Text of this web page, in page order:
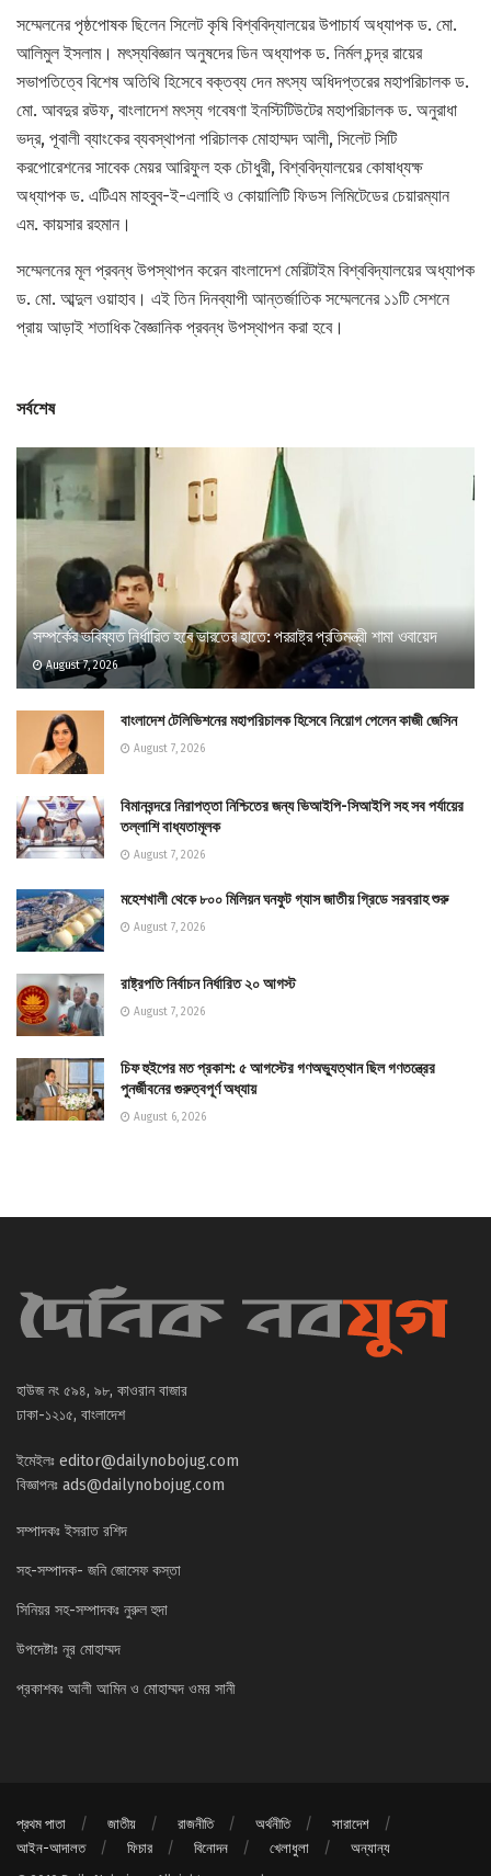
সম্মেলনের পৃষ্ঠপোষক ছিলেন সিলেট কৃষি বিশ্ববিদ্যালয়ের উপাচার্য অধ্যাপক ড. মো.
আলিমুল ইসলাম। মৎস্যবিজ্ঞান অনুষদের ডিন অধ্যাপক ড. নির্মল চন্দ্র রায়ের
সভাপতিত্বে বিশেষ অতিথি হিসেবে বক্তব্য দেন মৎস্য অধিদপ্তরের মহাপরিচালক ড.
মো. আবদুর রউফ, বাংলাদেশ মৎস্য গবেষণা ইনস্টিটিউটের মহাপরিচালক ড. অনুরাধা
ভদ্র, পূবালী ব্যাংকের ব্যবস্থাপনা পরিচালক মোহাম্মদ আলী, সিলেট সিটি
করপোরেশনের সাবেক মেয়র আরিফুল হক চৌধুরী, বিশ্ববিদ্যালয়ের কোষাধ্যক্ষ
অধ্যাপক ড. এটিএম মাহবুব-ই-এলাহি ও কোয়ালিটি ফিডস লিমিটেডের চেয়ারম্যান
এম. কায়সার রহমান।
সম্মেলনের মূল প্রবন্ধ উপস্থাপন করেন বাংলাদেশ মেরিটাইম বিশ্ববিদ্যালয়ের অধ্যাপক
ড. মো. আব্দুল ওয়াহাব। এই তিন দিনব্যাপী আন্তর্জাতিক সম্মেলনের ১১টি সেশনে
প্রায় আড়াই শতাধিক বৈজ্ঞানিক প্রবন্ধ উপস্থাপন করা হবে।
সর্বশেষ
সম্পর্কের ভবিষ্যত নির্ধারিত হবে ভারতের হাতে: পররাষ্ট্র প্রতিমন্ত্রী শামা ওবায়েদ
August 7, 2026
বাংলাদেশ টেলিভিশনের মহাপরিচালক হিসেবে নিয়োগ পেলেন কাজী জেসিন
August 7, 2026
বিমানবন্দরে নিরাপত্তা নিশ্চিতের জন্য ভিআইপি-সিআইপি সহ সব পর্যায়ের
তল্লাশি বাধ্যতামূলক
August 7, 2026
মহেশখালী থেকে ৮০০ মিলিয়ন ঘনফুট গ্যাস জাতীয় গ্রিডে সরবরাহ শুরু
August 7, 2026
রাষ্ট্রপতি নির্বাচন নির্ধারিত ২০ আগস্ট
August 7, 2026
চিফ হুইপের মত প্রকাশ: ৫ আগস্টের গণঅভ্যুত্থান ছিল গণতন্ত্রের
পুনর্জীবনের গুরুত্বপূর্ণ অধ্যায়
August 6, 2026
হাউজ নং ৫৯৪, ৯৮, কাওরান বাজার
ঢাকা-১২১৫, বাংলাদেশ
ইমেইলঃ editor@dailynobojug.com
বিজ্ঞাপনঃ ads@dailynobojug.com
সম্পাদকঃ ইসরাত রশিদ
সহ-সম্পাদক- জনি জোসেফ কস্তা
সিনিয়র সহ-সম্পাদকঃ নুরুল হুদা
উপদেষ্টাঃ নূর মোহাম্মদ
প্রকাশকঃ আলী আমিন ও মোহাম্মদ ওমর সানী
প্রথম পাতা জাতীয় রাজনীতি অর্থনীতি
সারাদেশ
আইন-আদালত
ফিচার বিনোদন খেলাধুলা অন্যান্য